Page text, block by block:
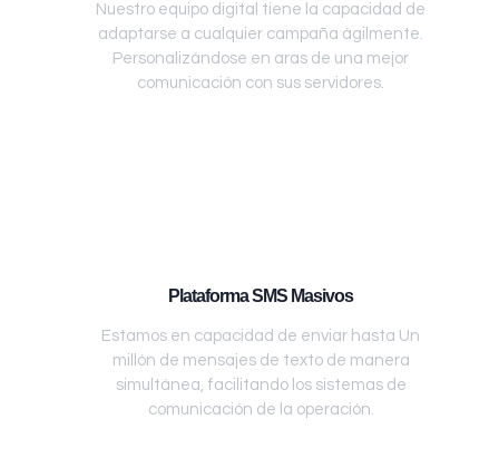
Nuestro equipo digital tiene la capacidad de
adaptarse a cualquier campaña ágilmente.
Personalizándose en aras de una mejor
comunicación con sus servidores.
Plataforma SMS Masivos
Estamos en capacidad de enviar hasta Un
millón de mensajes de texto de manera
simultánea, facilitando los sistemas de
comunicación de la operación.